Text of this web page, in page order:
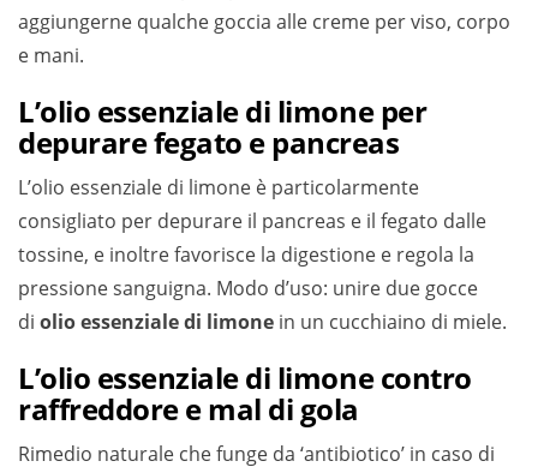
aggiungerne qualche goccia alle creme per viso, corpo
e mani.
L’olio essenziale di limone per
depurare fegato e pancreas
L’olio essenziale di limone è particolarmente
consigliato per depurare il pancreas e il fegato dalle
tossine, e inoltre favorisce la digestione e regola la
pressione sanguigna. Modo d’uso: unire due gocce
di olio essenziale di limone in un cucchiaino di miele.
L’olio essenziale di limone contro
raffreddore e mal di gola
Rimedio naturale che funge da ‘antibiotico’ in caso di